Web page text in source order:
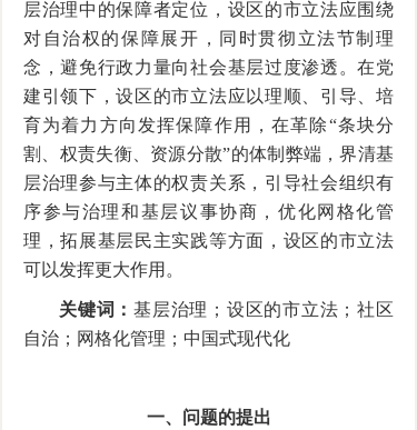
层治理中的保障者定位，设区的市立法应围绕
对自治权的保障展开，同时贯彻立法节制理
念，避免行政力量向社会基层过度渗透。在党
建引领下，设区的市立法应以理顺、引导、培
育为着力方向发挥保障作用，在革除“条块分
割、权责失衡、资源分散”的体制弊端，界清基
层治理参与主体的权责关系，引导社会组织有
序参与治理和基层议事协商，优化网格化管
理，拓展基层民主实践等方面，设区的市立法
可以发挥更大作用。
关键词：基层治理；设区的市立法；社区
自治；网格化管理；中国式现代化
一、问题的提出